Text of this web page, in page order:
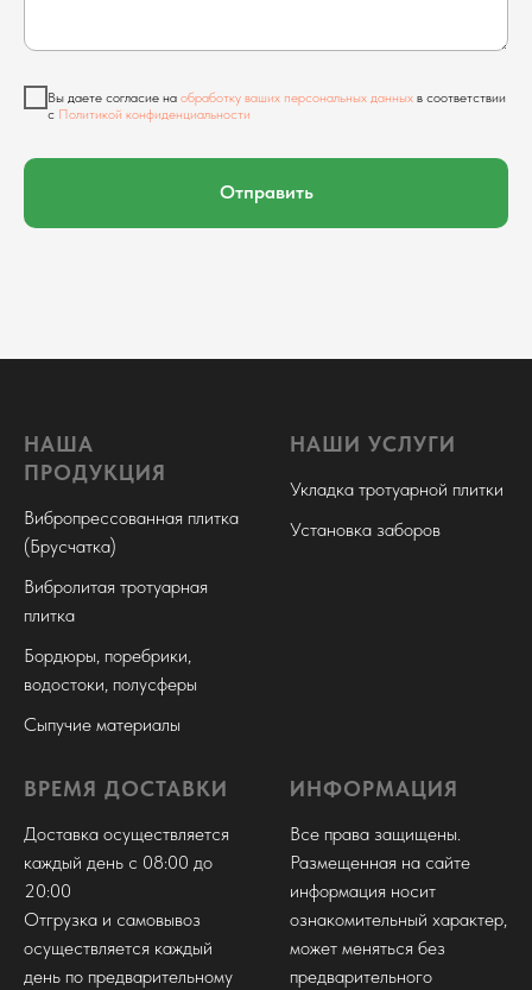
Вы даете согласие на обработку ваших персональных данных в соответствии
с Политикой конфиденциальности
Отправить
НАША
ПРОДУКЦИЯ
Вибропрессованная плитка
(Брусчатка)
Вибролитая тротуарная
плитка
Бордюры, поребрики,
водостоки, полусферы
Сыпучие материалы
НАШИ УСЛУГИ
Укладка тротуарной плитки
Установка заборов
ВРЕМЯ ДОСТАВКИ
Доставка осуществляется
каждый день с 08:00 до
20:00
Отгрузка и самовывоз
осуществляется каждый
день по предварительному
ИНФОРМАЦИЯ
Все права защищены.
Размещенная на сайте
информация носит
ознакомительный характер,
может меняться без
предварительного